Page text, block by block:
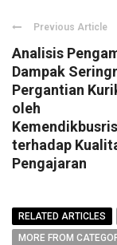
Previous Article
Analisis
Dampak
Pergantian
oleh
terhadap
Pengajaran
RELATED ARTICLES
MORE FROM